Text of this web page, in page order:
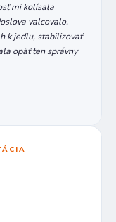
mi kolísala
valcovalo.
k jedlu, stabilizovať
opäť ten správny